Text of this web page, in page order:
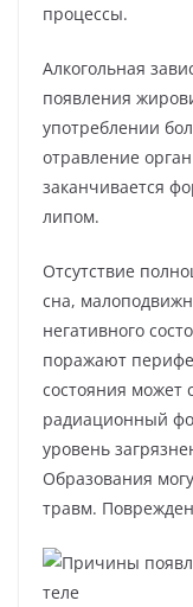
процессы.
Алкогольная
появления
употреблении
отравление
заканчивается
липом.
Отсутствие
сна,
негативного
поражают
состояния
радиационный
уровень
Образования
травм.